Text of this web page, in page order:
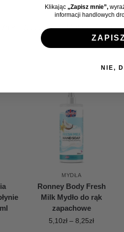
Wycofany Marka: Aveda
MYDŁA
Ronney Body Fresh
Milk Mydło do rąk
zapachowe
5,10zł – 8,25zł
Klikając „Zapisz mnie”,
informacji handlowych
NIE,